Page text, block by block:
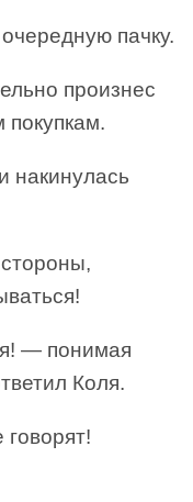
пачку.
произнес
покупкам.
накинулась
— понимая
Коля.